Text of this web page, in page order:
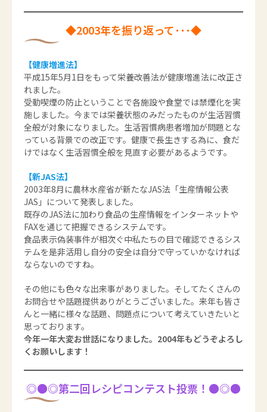
◆2003年を振り返って･･･◆
【健康増進法】
平成15年5月1日をもって栄養改善法が健康増進法に改正さ
れました。
受動喫煙の防止ということで各施設や食堂では禁煙化を実
施しました。今までは栄養状態のみだったものが生活習慣
全般が対象になりました。生活習慣病患者増加が問題とな
っている背景での改正です。健康で長生きする為に、食だ
けではなく生活習慣全般を見直す必要があるようです。
【新JAS法】
2003年8月に農林水産省が新たなJAS法「生産情報公表
JAS」について発表しました。
既存のJAS法に加わり食品の生産情報をインターネットや
FAXを通じて把握できるシステムです。
食品表示偽装事件が相次ぐ中私たちの目で確認できるシス
テムを是非活用し自分の安全は自分で守っていかなければ
ならないのですね。
その他にも色々な出来事がありました。そしてたくさんの
お問合せや話題提供ありがとうございました。来年も皆さ
んと一緒に様々な話題、問題点について考えていきたいと
思っております。
今年一年大変お世話になりました。2004年もどうぞよろし
くお願いします！
◎●◎第二回レシピコンテスト投票！●◎●